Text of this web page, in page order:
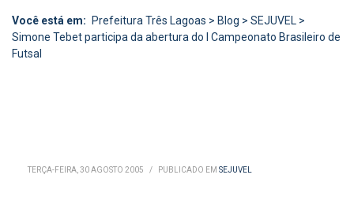
Você está em: Prefeitura Três Lagoas > Blog > SEJUVEL >
Simone Tebet participa da abertura do I Campeonato Brasileiro de
Futsal
TERÇA-FEIRA, 30 AGOSTO 2005 / PUBLICADO EM SEJUVEL